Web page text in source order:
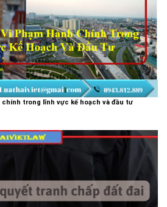
chính trong lĩnh vực kế hoạch và đầu tư